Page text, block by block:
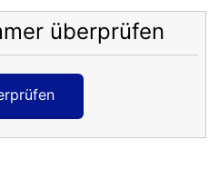
überprüfen